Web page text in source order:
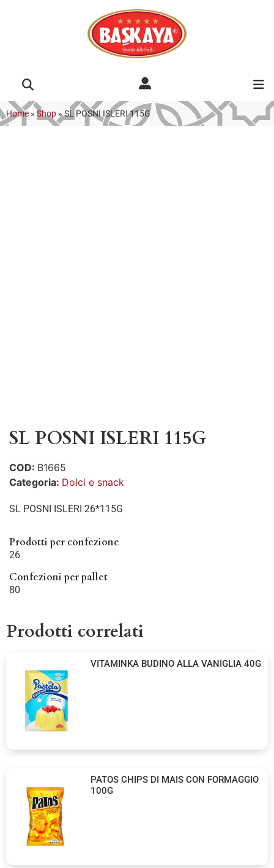
Home » Shop »SL POSNI ISLERI 115G
SL POSNI ISLERI 115G
COD: B1665
Categoria: Dolci e snack
SL POSNI ISLERI 26*115G
Prodotti per confezione
26
Confezioni per pallet
80
Prodotti correlati
VITAMINKA BUDINO ALLA VANIGLIA 40G
PATOS CHIPS DI MAIS CON FORMAGGIO
100G